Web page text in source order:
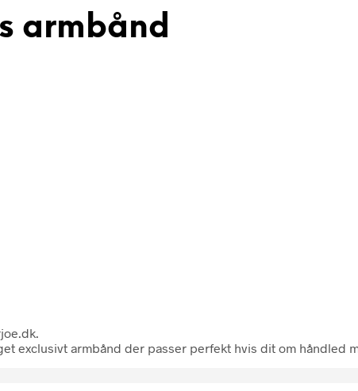
armbånd
exclusivt armbånd der passer perfekt hvis dit om håndled